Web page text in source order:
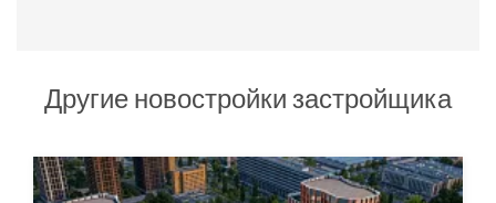
Другие новостройки застройщика